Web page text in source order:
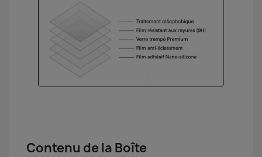
Contenu de la Boîte